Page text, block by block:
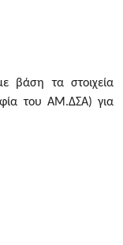
βάση τα στοιχεία
του ΑΜ.ΔΣΑ) για